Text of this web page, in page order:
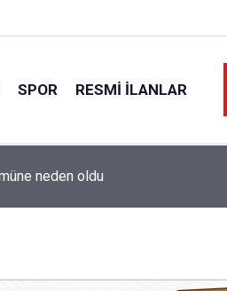
SPOR RESMI İLANLAR